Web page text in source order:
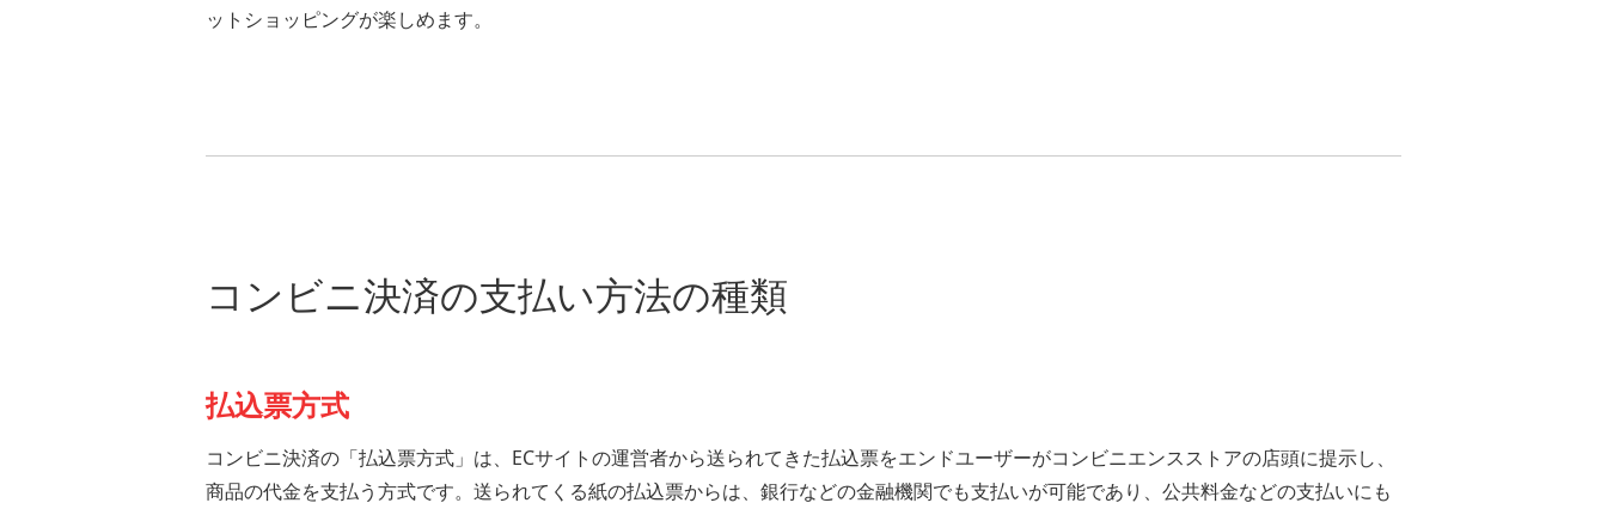
ットショッピングが楽しめます。
コンビニ決済の支払い方法の種類
払込票方式
コンビニ決済の「払込票方式」は、ECサイトの運営者から送られてきた払込票をエンドユーザーがコンビニエンスストアの店頭に提示し、
商品の代金を支払う方式です。送られてくる紙の払込票からは、銀行などの金融機関でも支払いが可能であり、公共料金などの支払いにも